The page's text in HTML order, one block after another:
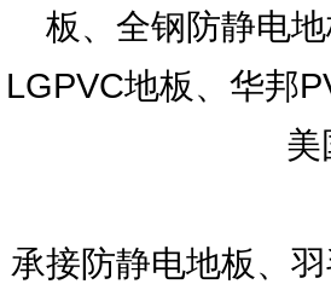
板、全钢防静电
LGPVC地板、华邦
美
承接防静电地板、